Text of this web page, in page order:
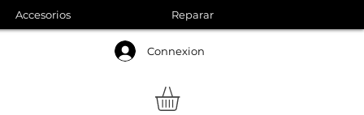
Connexion
Accesorios Reparar